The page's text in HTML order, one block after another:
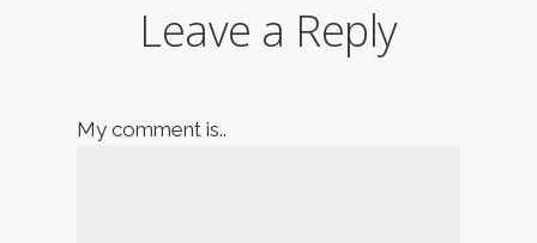
Leave a Reply
My comment is..